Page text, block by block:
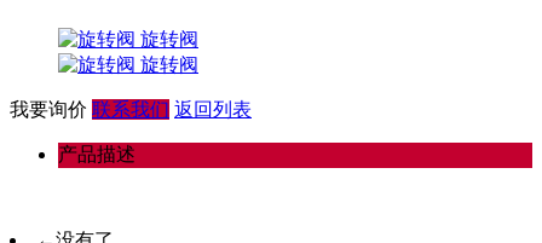
旋转阀
旋转阀
我要询价 联系我们 返回列表
产品描述